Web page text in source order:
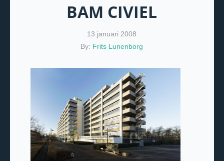
BAM CIVIEL
13 januari 2008
By: Frits Lunenborg